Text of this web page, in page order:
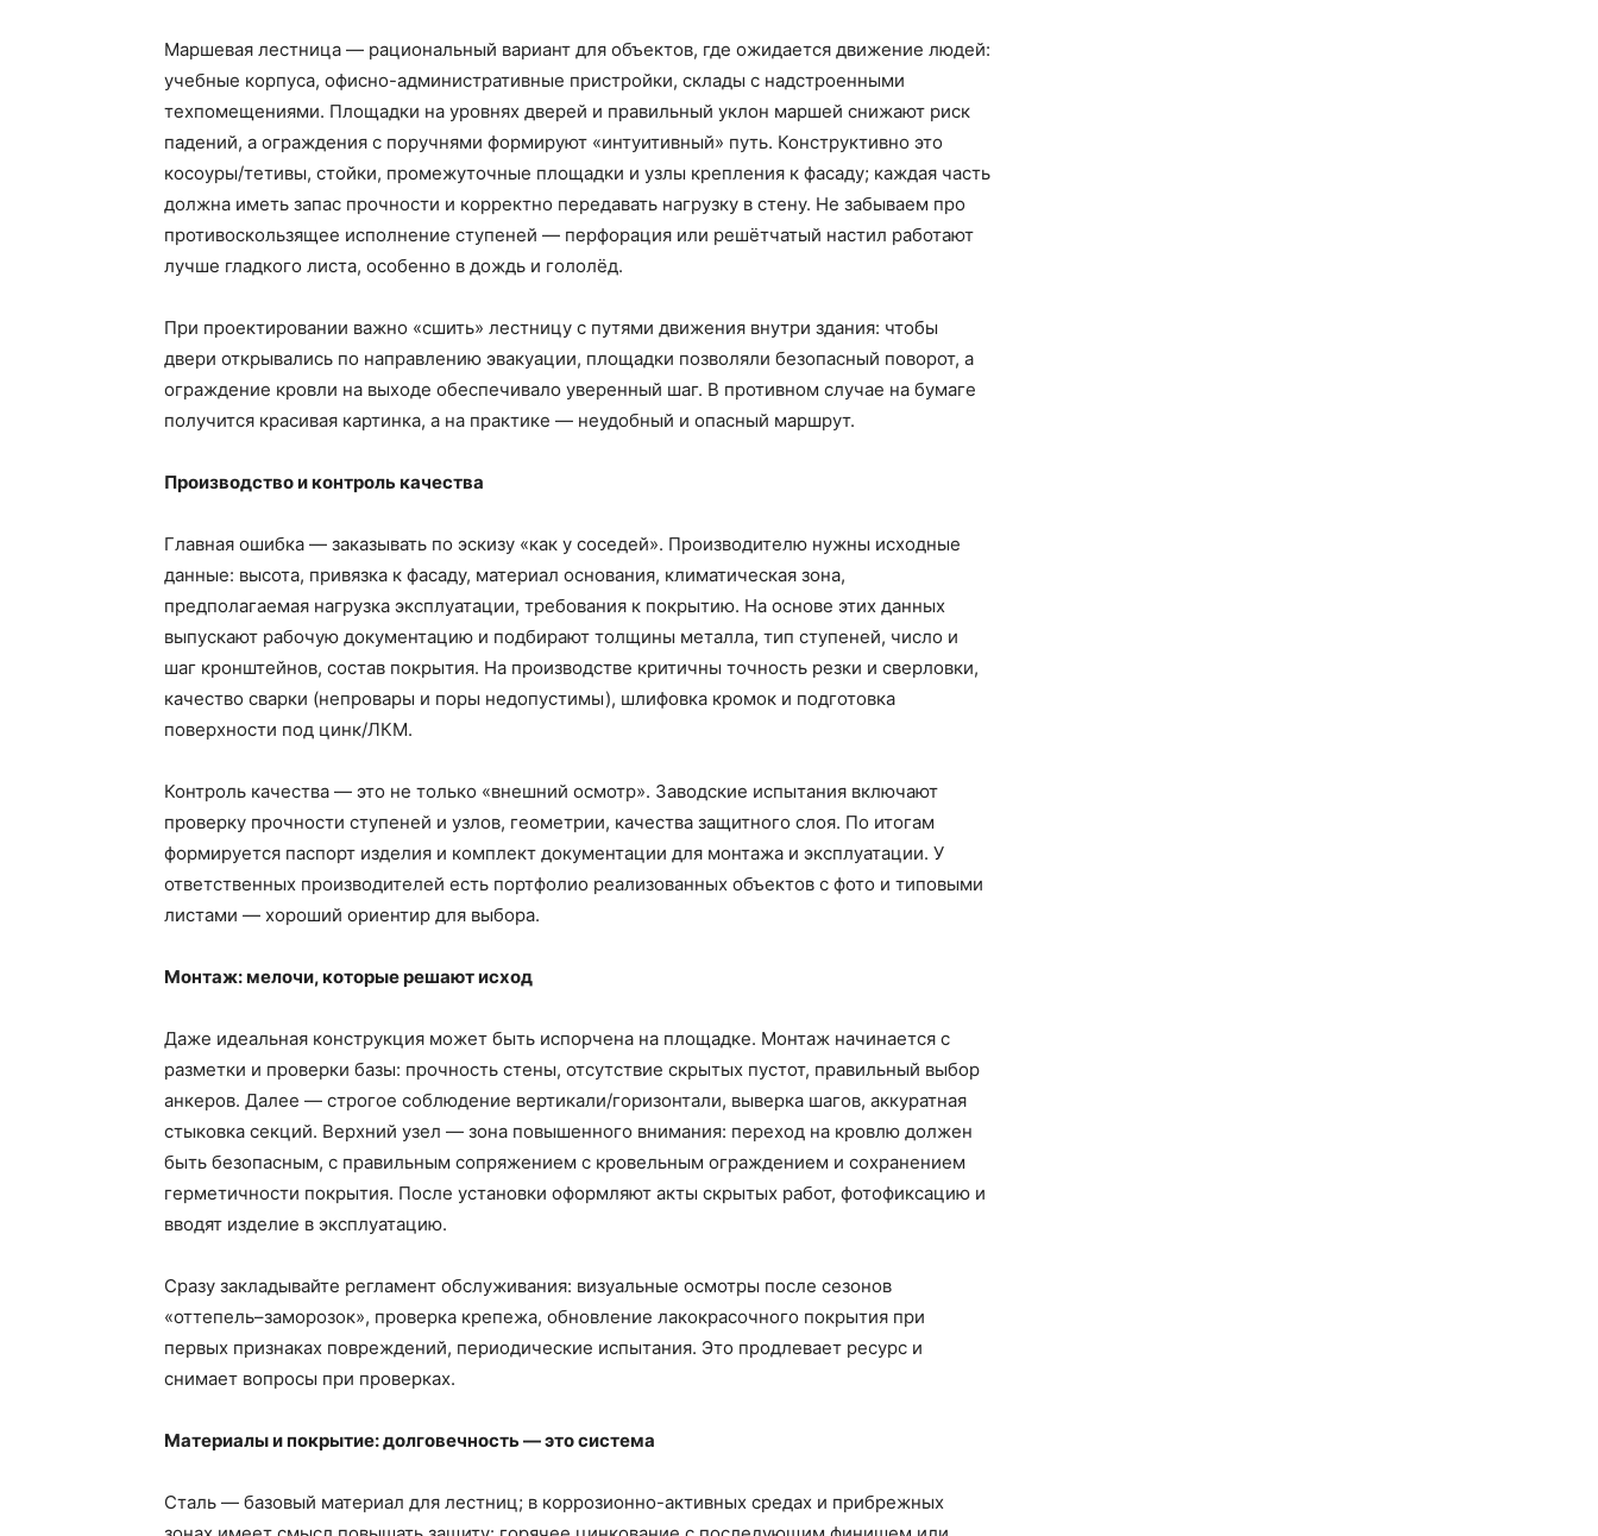
Маршевая лестница — рациональный вариант для объектов, где ожидается движение людей:
учебные корпуса, офисно-административные пристройки, склады с надстроенными
техпомещениями. Площадки на уровнях дверей и правильный уклон маршей снижают риск
падений, а ограждения с поручнями формируют «интуитивный» путь. Конструктивно это
косоуры/тетивы, стойки, промежуточные площадки и узлы крепления к фасаду; каждая часть
должна иметь запас прочности и корректно передавать нагрузку в стену. Не забываем про
противоскользящее исполнение ступеней — перфорация или решётчатый настил работают
лучше гладкого листа, особенно в дождь и гололёд.
При проектировании важно «сшить» лестницу с путями движения внутри здания: чтобы
двери открывались по направлению эвакуации, площадки позволяли безопасный поворот, а
ограждение кровли на выходе обеспечивало уверенный шаг. В противном случае на бумаге
получится красивая картинка, а на практике — неудобный и опасный маршрут.
Производство и контроль качества
Главная ошибка — заказывать по эскизу «как у соседей». Производителю нужны исходные
данные: высота, привязка к фасаду, материал основания, климатическая зона,
предполагаемая нагрузка эксплуатации, требования к покрытию. На основе этих данных
выпускают рабочую документацию и подбирают толщины металла, тип ступеней, число и
шаг кронштейнов, состав покрытия. На производстве критичны точность резки и сверловки,
качество сварки (непровары и поры недопустимы), шлифовка кромок и подготовка
поверхности под цинк/ЛКМ.
Контроль качества — это не только «внешний осмотр». Заводские испытания включают
проверку прочности ступеней и узлов, геометрии, качества защитного слоя. По итогам
формируется паспорт изделия и комплект документации для монтажа и эксплуатации. У
ответственных производителей есть портфолио реализованных объектов с фото и типовыми
листами — хороший ориентир для выбора.
Монтаж: мелочи, которые решают исход
Даже идеальная конструкция может быть испорчена на площадке. Монтаж начинается с
разметки и проверки базы: прочность стены, отсутствие скрытых пустот, правильный выбор
анкеров. Далее — строгое соблюдение вертикали/горизонтали, выверка шагов, аккуратная
стыковка секций. Верхний узел — зона повышенного внимания: переход на кровлю должен
быть безопасным, с правильным сопряжением с кровельным ограждением и сохранением
герметичности покрытия. После установки оформляют акты скрытых работ, фотофиксацию и
вводят изделие в эксплуатацию.
Сразу закладывайте регламент обслуживания: визуальные осмотры после сезонов
«оттепель–заморозок», проверка крепежа, обновление лакокрасочного покрытия при
первых признаках повреждений, периодические испытания. Это продлевает ресурс и
снимает вопросы при проверках.
Материалы и покрытие: долговечность — это система
Сталь — базовый материал для лестниц; в коррозионно-активных средах и прибрежных